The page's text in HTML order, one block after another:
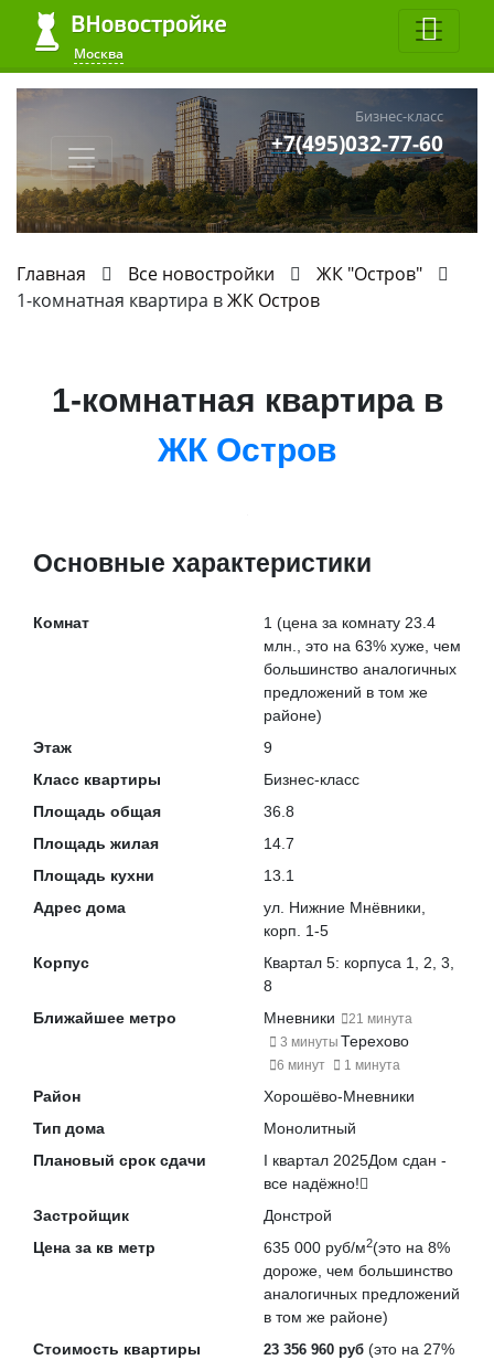
Москва
Бизнес-класс
+7(495)032-77-60
Главная Все новостройки
ЖК "Остров"
1-комнатная квартира вЖК Остров
1-комнатная квартира в
ЖК Остров
Основные характеристики
Комнат 1 (цена за комнату 23.4
млн., это на 63% хуже , чем
большинство аналогичных
предложений в том же
районе)
Этаж
9
Класс квартиры
Бизнес-класс
Площадь общая
36.8
Площадь жилая
14.7
Площадь кухни
13.1
Адрес дома
ул. Нижние Мнёвники,
корп. 1-5
Корпус
Квартал 5: корпуса 1, 2, 3,
8
Ближайшее метро
Мневники
21 минута
3 минуты Терехово
6 минут 1 минута
Район
Хорошёво-Мневники
Тип дома
Монолитный
Плановый срок сдачи
I квартал 2025Дом сдан -
все надёжно!
Застройщик
Донстрой
Цена за кв метр
635 000 руб/м2(это на 8%
дороже , чем большинство
аналогичных предложений
в том же районе)
Стоимость квартиры
23 356 960 руб (это на 27%